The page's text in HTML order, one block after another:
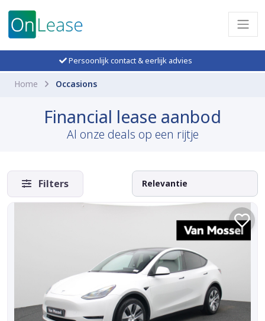
Persoonlijk contact & eerlijk advies
Home Occasions
Financial lease aanbod
Al onze deals op een rijtje
Filters